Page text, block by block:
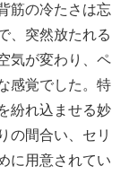
筋の冷たさは忘
、突然放たれる
気が変わり、ペ
感覚でした。特
紛れ込ませる妙
の間合い、セリ
に用意されてい